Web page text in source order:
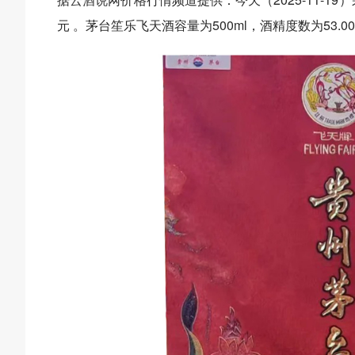
元 。茅台笙乐飞天酒容量为500ml，酒精度数为